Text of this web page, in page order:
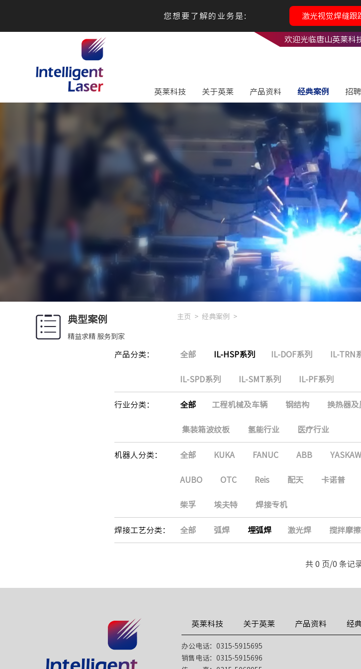
您想要了解的业务是: 激光视觉焊缝跟
欢迎光临唐山英莱科
英莱科技 关于英莱 产品资料 经典案例 招
典型案例
精益求精 服务到家
主页 > 经典案例 >
产品分类： 全部 IL-HSP系列 IL-DOF系列 IL-TRN
IL-SPD系列 IL-SMT系列 IL-PF系列
行业分类： 全部 工程机械及车辆 钢结构 换热器及
集装箱波纹板 氢能行业 医疗行业
机器人分类： 全部 KUKA FANUC ABB
AUBO OTC Reis 配天 卡诺普
柴孚 埃夫特 焊接专机
焊接工艺分类： 全部 弧焊 埋弧焊 激光焊 搅拌摩
共 0 页/0 条记
英莱科技 关于英莱 产品资料 经
办公电话：0315-5915695
销售电话：0315-5915696